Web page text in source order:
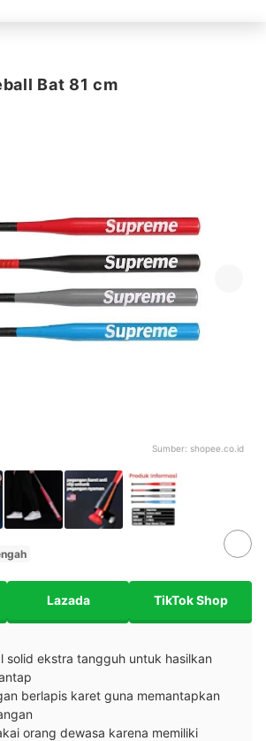
Bat 81 cm
Sumber: shopee.co.id
Lazada TikTok Shop
solid ekstra tangguh untuk hasilkan
berlapis karet guna memantapkan
orang dewasa karena memiliki